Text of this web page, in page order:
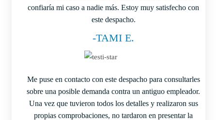
confiaría mi caso a nadie más. Estoy muy satisfecho con
este despacho.
-TAMI E.
Me puse en contacto con este despacho para consultarles
sobre una posible demanda contra un antiguo empleador.
Una vez que tuvieron todos los detalles y realizaron sus
propias comprobaciones, no tardaron en presentar la